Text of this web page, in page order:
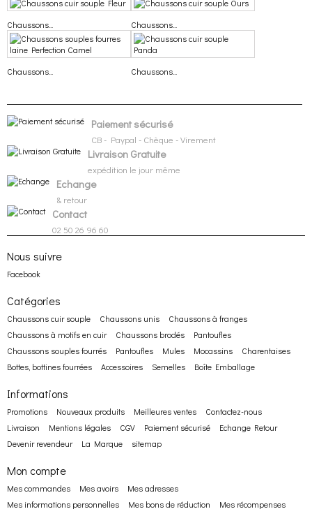
Chaussons... Chaussons...
Chaussons... Chaussons...
Paiement sécurisé
CB - Paypal - Chèque - Virement
Livraison Gratuite
expédition le jour même
Echange
& retour
Contact
02 50 26 96 60
Nous suivre
Facebook
Catégories
Chaussons cuir souple Chaussons unis
Chaussons à franges
Chaussons à motifs en cuir
Chaussons brodés
Pantoufles
Chaussons souples fourrés
Pantoufles Mules Mocassins
Charentaises
Bottes, bottines fourrées
Accessoires Semelles Boîte Emballage
Informations
Promotions Nouveaux produits Meilleures ventes
Contactez-nous
Livraison
Mentions légales CGV Paiement sécurisé
Echange Retour
Devenir revendeur
La Marque sitemap
Mon compte
Mes commandes Mes avoirs
Mes adresses
Mes informations personnelles
Mes bons de réduction Mes récompenses